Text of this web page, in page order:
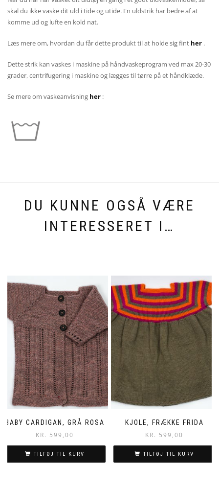
skal du ikke vaske dit uld i tide og utide. En uldstrik har bedre af at
komme ud og lufte en kold nat.
Læs mere om, hvordan du får dette produkt til at holde sig fint her .
Dette strik kan vaskes i maskine på håndvaskeprogram ved max 20-30
grader, centrifugering i maskine og lægges til tørre på et håndklæde.
Se mere om vaskeanvisning her :
DU KUNNE OGSÅ VÆRE
INTERESSERET I…
BABY CARDIGAN, GRÅ ROSA
KR. 599,00
TILFØJ TIL KURV
KJOLE, FRÆKKE FRIDA
KR. 599,00
TILFØJ TIL KURV